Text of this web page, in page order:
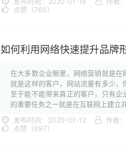
点赞（760）
如何利用网络快速提升品牌
在大多数企业眼里，网络营销就是
就是这样的客户，网站流量有多少，
至于能不能带来真正的客户，只有
的重要任务之一就是在互联网上建立
发布时间：2020-01-12
作者
点赞（697）